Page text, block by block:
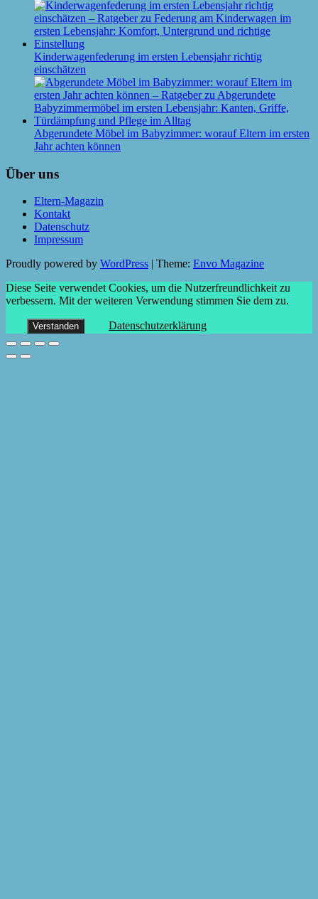
Kinderwagenfederung im ersten Lebensjahr richtig
einschätzen
Abgerundete Möbel im Babyzimmer: worauf Eltern im ersten
Jahr achten können
Über uns
Eltern-Magazin
Kontakt
Datenschutz
Impressum
Proudly powered by WordPress Theme: Envo Magazine
Diese Seite verwendet Cookies, um die Nutzerfreundlichkeit zu
verbessern. Mit der weiteren Verwendung stimmen Sie dem zu.
Verstanden Datenschutzerklärung